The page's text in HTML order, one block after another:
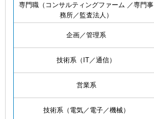
専門職（コンサルティングファーム ／専門事
務所／監査法人）
企画／管理系
技術系（IT／通信）
営業系
技術系（電気／電子／機械）